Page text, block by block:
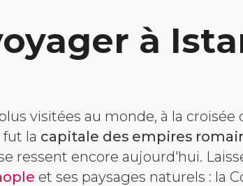
à
visitées au monde, à la croisée
la capitale des empires
ressent encore aujourd'hui.
et ses paysages naturels : la